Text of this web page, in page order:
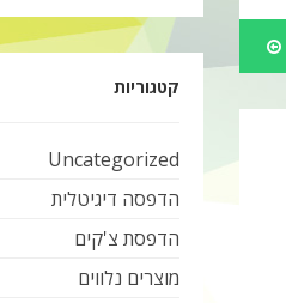
קטגוריות
Uncategorized
הדפסה דיגיטלית
הדפסת צ'קים
מוצרים נלווים